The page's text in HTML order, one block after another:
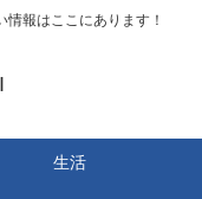
報はここにあります！
生活